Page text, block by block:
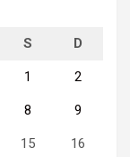
S D
1 2
8 9
15 16